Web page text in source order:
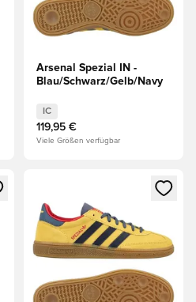
Arsenal Spezial IN -
Blau/Schwarz/Gelb/Navy
IC
119,95 €
Viele Größen verfügbar
zum Anmelden oder Registrieren
Öffnet ein neues Fenster